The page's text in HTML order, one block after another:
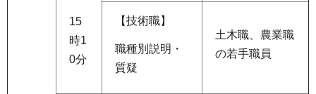
15
時1
0分
【技術職】
職種別説明・
質疑
土木職、農業職
の若手職員